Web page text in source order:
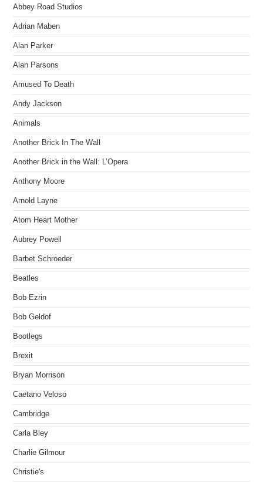
Abbey Road Studios
Adrian Maben
Alan Parker
Alan Parsons
Amused To Death
Andy Jackson
Animals
Another Brick In The Wall
Another Brick in the Wall: L’Opera
Anthony Moore
Arnold Layne
Atom Heart Mother
Aubrey Powell
Barbet Schroeder
Beatles
Bob Ezrin
Bob Geldof
Bootlegs
Brexit
Bryan Morrison
Caetano Veloso
Cambridge
Carla Bley
Charlie Gilmour
Christie's